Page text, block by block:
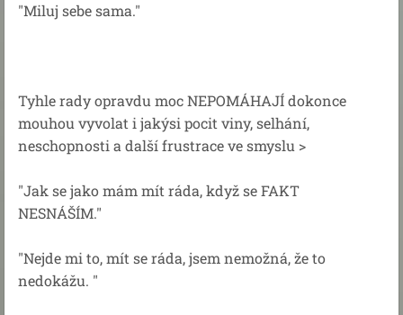
"Miluj sebe sama."
Tyhle rady opravdu moc NEPOMÁHAJÍ dokonce
mouhou vyvolat i jakýsi pocit viny, selhání,
neschopnosti a další frustrace ve smyslu >
"Jak se jako mám mít ráda, když se FAKT
NESNÁŠÍM."
"Nejde mi to, mít se ráda, jsem nemožná, že to
nedokážu. "